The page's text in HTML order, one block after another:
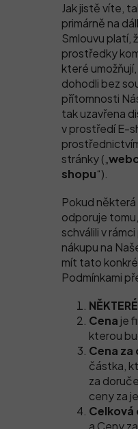
Jak jistě víte,
primárně na
Smlouvu platí,
prostředky
které
dohodli bez
přítomnosti
tak uzavřena
v prostředí E-
stránky („
shopu“).
Pokud
odporuje
schválili v
nákupu na
mít tato
Podmínkami
Cena je
kterou
Cena za
částka,
za
ceny za
Celková
a Ceny